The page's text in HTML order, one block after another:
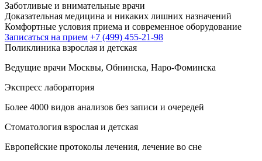
Заботливые и внимательные врачи
Доказательная медицина и никаких лишних назначений
Комфортные условия приема и современное оборудование
Записаться на прием +7 (499) 455-21-98
Поликлиника взрослая и детская
Ведущие врачи Москвы, Обнинска, Наро-Фоминска
Экспресс лаборатория
Более 4000 видов анализов без записи и очередей
Стоматология взрослая и детская
Европейские протоколы лечения, лечение во сне